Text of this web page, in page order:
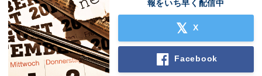
報をいち早く配信中
X
Facebook
Japanese